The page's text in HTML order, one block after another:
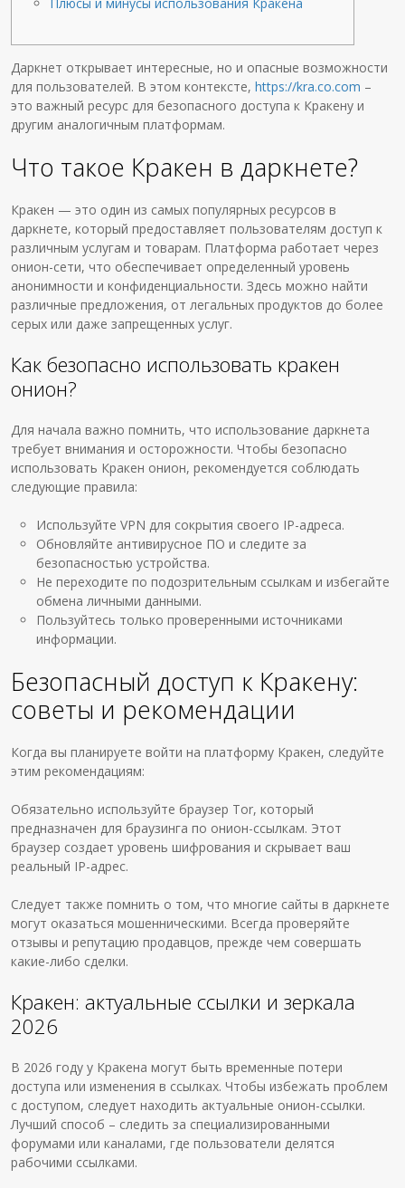
Даркнет открывает интересные, но и опасные возможности
для пользователей. В этом контексте,https://kra.co.com –
это важный ресурс для безопасного доступа к Кракену и
другим аналогичным платформам.
Что такое Кракен в даркнете?
Кракен — это один из самых популярных ресурсов в
даркнете, который предоставляет пользователям доступ к
различным услугам и товарам. Платформа работает через
онион-сети, что обеспечивает определенный уровень
анонимности и конфиденциальности. Здесь можно найти
различные предложения, от легальных продуктов до более
серых или даже запрещенных услуг.
Как безопасно использовать кракен
онион?
Для начала важно помнить, что использование даркнета
требует внимания и осторожности. Чтобы безопасно
использовать Кракен онион, рекомендуется соблюдать
следующие правила:
Используйте VPN для сокрытия своего IP-адреса.
Обновляйте антивирусное ПО и следите за
безопасностью устройства.
Не переходите по подозрительным ссылкам и избегайте
обмена личными данными.
Пользуйтесь только проверенными источниками
информации.
Безопасный доступ к Кракену:
советы и рекомендации
Когда вы планируете войти на платформу Кракен, следуйте
этим рекомендациям:
Обязательно используйте браузер Tor, который
предназначен для браузинга по онион-ссылкам. Этот
браузер создает уровень шифрования и скрывает ваш
реальный IP-адрес.
Следует также помнить о том, что многие сайты в даркнете
могут оказаться мошенническими. Всегда проверяйте
отзывы и репутацию продавцов, прежде чем совершать
какие-либо сделки.
Кракен: актуальные ссылки и зеркала
2026
В 2026 году у Кракена могут быть временные потери
доступа или изменения в ссылках. Чтобы избежать проблем
с доступом, следует находить актуальные онион-ссылки.
Лучший способ – следить за специализированными
форумами или каналами, где пользователи делятся
рабочими ссылками.